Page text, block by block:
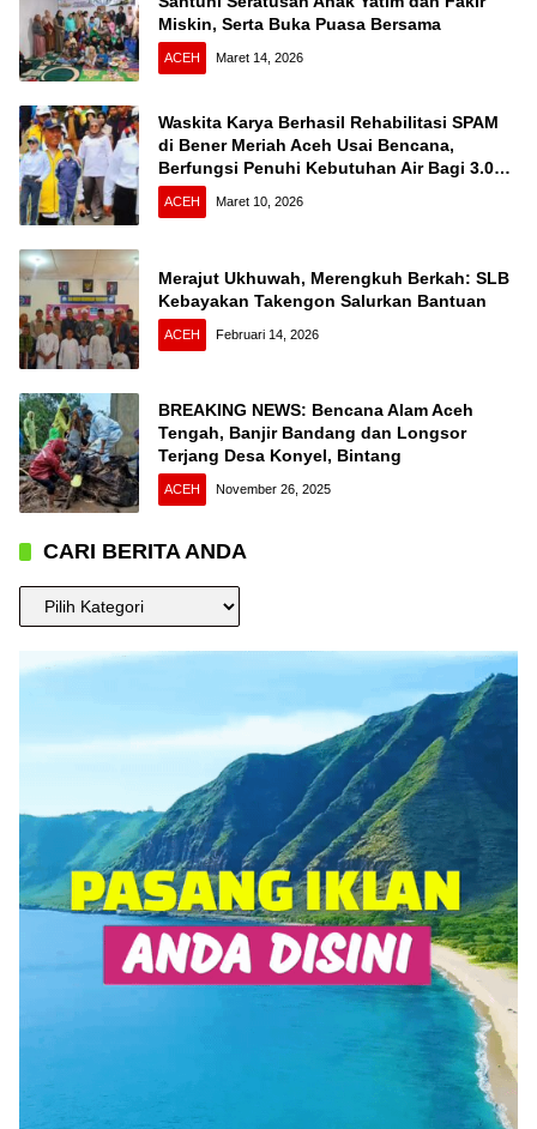
Miskin, Serta Buka Puasa Bersama
ACEH Maret 14, 2026
Waskita Karya Berhasil Rehabilitasi SPAM
di Bener Meriah Aceh Usai Bencana,
Berfungsi Penuhi Kebutuhan Air Bagi 3.000
KK
ACEH Maret 10, 2026
Merajut Ukhuwah, Merengkuh Berkah: SLB
Kebayakan Takengon Salurkan Bantuan
ACEH Februari 14, 2026
BREAKING NEWS: Bencana Alam Aceh
Tengah, Banjir Bandang dan Longsor
Terjang Desa Konyel, Bintang
ACEH November 26, 2025
CARI BERITA ANDA
CARI
BERITA